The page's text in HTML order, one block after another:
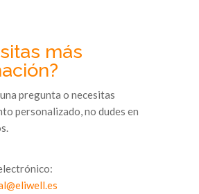
más
pregunta o necesitas
personalizado, no dudes en